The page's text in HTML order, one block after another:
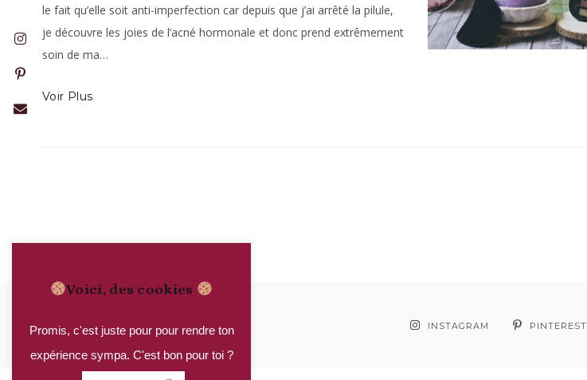
le fait qu’elle soit anti-imperfection car depuis que j’ai arrêté la pilule,
je découvre les joies de l’acné hormonale et donc prend extrêmement
soin de ma…
Voir Plus
INSTAGRAM PINTEREST
Voici, des cookies
Promis, c'est juste pour pour rendre ton
expérience sympa. C'est bon pour toi ?